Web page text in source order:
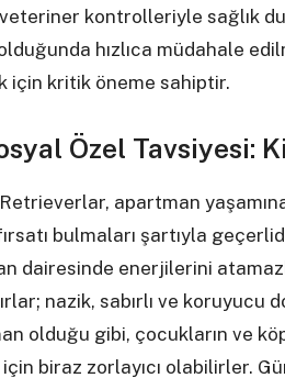
kontrolleriyle sağlık
hızlıca müdahale
için kritik öneme sahiptir.
Özel Tavsiyesi:
apartman
bulmaları şartıyla
dairesinde enerjilerini
nazik, sabırlı ve koruyucu
olduğu gibi, çocukların ve
biraz zorlayıcı olabilirler.